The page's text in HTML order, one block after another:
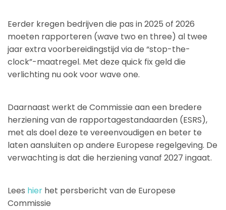
Eerder kregen bedrijven die pas in 2025 of 2026
moeten rapporteren (wave two en three) al twee
jaar extra voorbereidingstijd via de “stop-the-
clock”-maatregel. Met deze quick fix geld die
verlichting nu ook voor wave one.
Daarnaast werkt de Commissie aan een bredere
herziening van de rapportagestandaarden (ESRS),
met als doel deze te vereenvoudigen en beter te
laten aansluiten op andere Europese regelgeving. De
verwachting is dat die herziening vanaf 2027 ingaat.
Lees hier het persbericht van de Europese
Commissie